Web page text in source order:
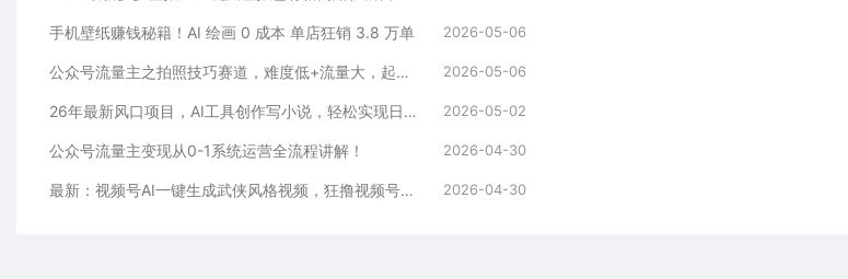
手机壁纸赚钱秘籍！AI 绘画 0 成本 单店狂销 3.8 万单 2026-05-06
公众号流量主之拍照技巧赛道，难度低+流量大，起号第一篇就爆了10w阅读！ 2026-05-06
26年最新风口项目，AI工具创作写小说，轻松实现日入1000+ 2026-05-02
公众号流量主变现从0-1系统运营全流程讲解！ 2026-04-30
最新：视频号AI一键生成武侠风格视频，狂撸视频号分成收益，学完轻松日入1000+ 2026-04-30